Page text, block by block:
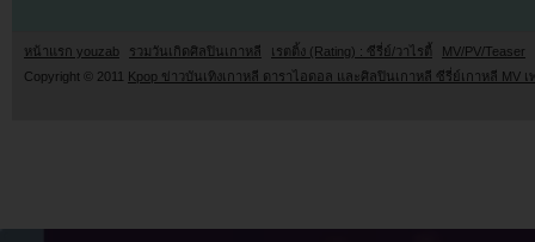
หน้าแรก youzab รวมวันเกิดศิลปินเกาหลี เรตติ้ง (Rating) : ซีรี่ย์/วาไรตี้
MV/PV/Teaser
Copyright © 2011 Kpop ข่าวบันเทิงเกาหลี ดาราไอดอล และศิลปินเกาหลี ซีรี่ย์เกาหลี MV